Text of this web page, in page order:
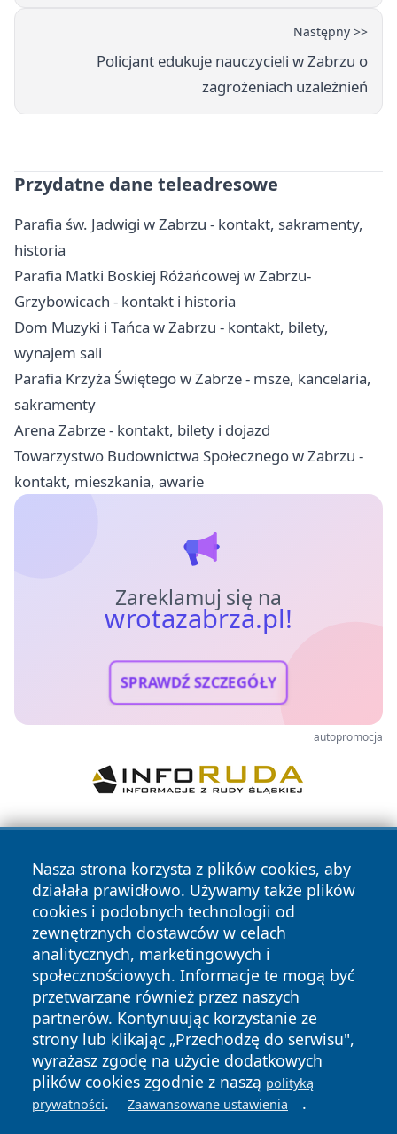
Następny >>
Policjant edukuje nauczycieli w Zabrzu o
zagrożeniach uzależnień
Przydatne dane teleadresowe
Parafia św. Jadwigi w Zabrzu - kontakt, sakramenty,
historia
Parafia Matki Boskiej Różańcowej w Zabrzu-
Grzybowicach - kontakt i historia
Dom Muzyki i Tańca w Zabrzu - kontakt, bilety,
wynajem sali
Parafia Krzyża Świętego w Zabrze - msze, kancelaria,
sakramenty
Arena Zabrze - kontakt, bilety i dojazd
Towarzystwo Budownictwa Społecznego w Zabrzu -
kontakt, mieszkania, awarie
Zareklamuj się na
wrotazabrza.pl!
SPRAWDŹ SZCZEGÓŁY
autopromocja
Nasza strona korzysta z plików cookies, aby
działała prawidłowo. Używamy także plików
cookies i podobnych technologii od
zewnętrznych dostawców w celach
analitycznych, marketingowych i
społecznościowych. Informacje te mogą być
przetwarzane również przez naszych
partnerów. Kontynuując korzystanie ze
strony lub klikając „Przechodzę do serwisu",
wyrażasz zgodę na użycie dodatkowych
plików cookies zgodnie z naszą polityką
prywatności. Zaawansowane ustawienia .
Copyright © 2026 wrotazabrza.pl Wszystkie prawa
zastrzeżone.
News Autorzy
Polityka
Prywatności
Polityka
Cookies